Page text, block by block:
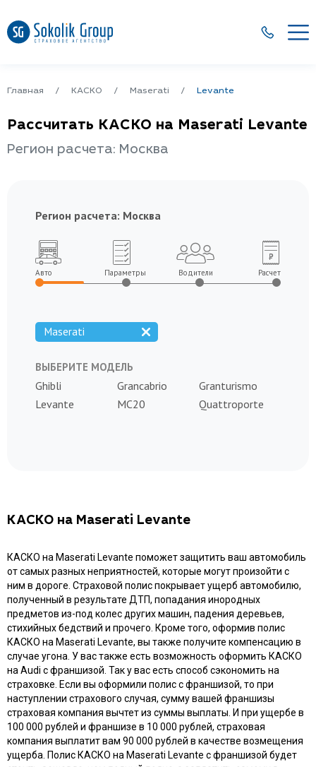
Главная КАСКО Maserati Levante
Рассчитать КАСКО на Maserati Levante
Регион расчета: Москва
Регион расчета: Москва
Авто Параметры Водители Расчет
Maserati
ВЫБЕРИТЕ МОДЕЛЬ
Ghibli Grancabrio
Granturismo
Levante
MC20 Quattroporte
КАСКО на Maserati Levante
КАСКО на Maserati Levante поможет защитить ваш автомобиль
от самых разных неприятностей, которые могут произойти с
ним в дороге. Страховой полис покрывает ущерб автомобилю,
полученный в результате ДТП, попадания инородных
предметов из-под колес других машин, падения деревьев,
стихийных бедствий и прочего. Кроме того, оформив полис
КАСКО на Maserati Levante, вы также получите компенсацию в
случае угона. У вас также есть возможность оформить КАСКО
на Audi с франшизой. Так у вас есть способ сэкономить на
страховке. Если вы оформили полис с франшизой, то при
наступлении страхового случая, сумму вашей франшизы
страховая компания вычтет из суммы выплаты. И при ущербе в
100 000 рублей и франшизе в 10 000 рублей, страховая
компания выплатит вам 90 000 рублей в качестве возмещения
ущерба. Полис КАСКО на Maserati Levante с франшизой будет